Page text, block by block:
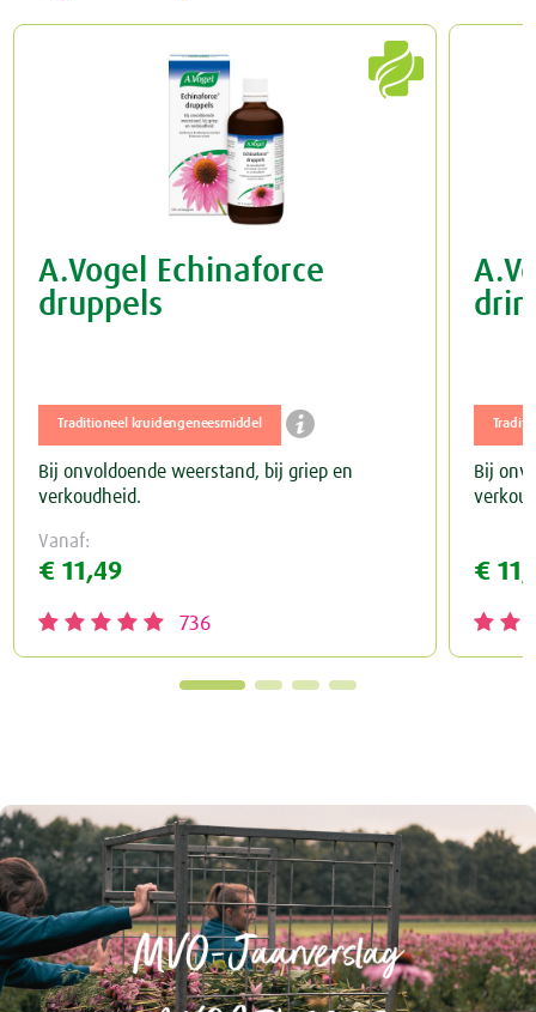

A.Vogel Echinaforce
druppels
Traditioneel kruidengeneesmiddel 
Bij onvoldoende weerstand, bij griep en
verkoudheid.
Vanaf:
€ 11,49
736
Bij
€